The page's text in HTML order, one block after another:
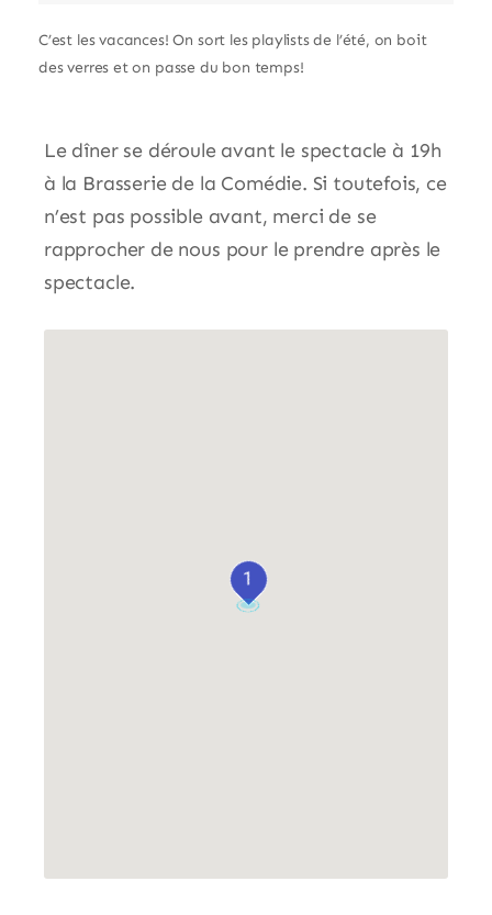
C’est les vacances! On sort les playlists de l’été, on boit
des verres et on passe du bon temps!
Le dîner se déroule avant le spectacle à 19h
à la Brasserie de la Comédie. Si toutefois, ce
n’est pas possible avant, merci de se
rapprocher de nous pour le prendre après le
spectacle.
1